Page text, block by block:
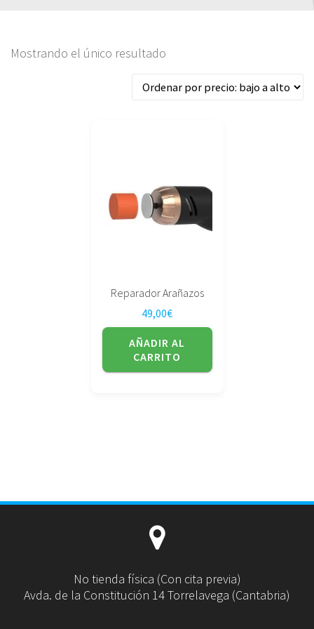
Mostrando el único resultado
Reparador Arañazos
49,00€
AÑADIR AL
CARRITO
No tienda física (Con cita previa)
Avda. de la Constitución 14 Torrelavega (Cantabria)